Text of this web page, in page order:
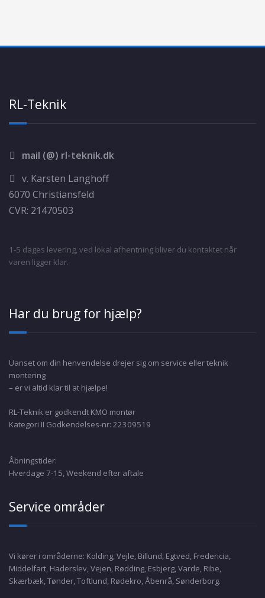
RL-Teknik
mail (@) rl-teknik.dk
v. Karsten Langhoff
6070 Christiansfeld
CVR: 21470503
1-5 dages levering, ved lokal afhentning bliver du kontaktet når
varen ligger klar.
Har du brug for hjælp?
Uanset om din henvendelse drejer sig om service eller teknik
montering
– er vi altid klar til at hjælpe!
RL-Teknik er godkendt KMO montør
Kategori II Godkendelses-nr: 22309519
Åbningstider:
Hverdage 7-15, Weekend efter aftale
Service områder
Vi kører i områderne: Kolding, Vejle, Billund, Egtved, Fredericia,
Middelfart, Haderslev, Vejen, Rødding, Esbjerg, Varde, Ribe,
Skærbæk, Tønder, Toftlund, Rødekro, Åbenrå, Sønderborg.